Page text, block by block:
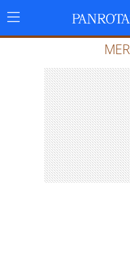
Menu
Principal